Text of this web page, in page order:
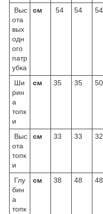
Выс
ота
вых
одн
ого
патр
убка
см 54 54 54
Ши
рин
а
топк
и
см 35 35 50
Выс
ота
топк
и
см 33 33 32
Глу
бин
а
топк
см 38 48 48